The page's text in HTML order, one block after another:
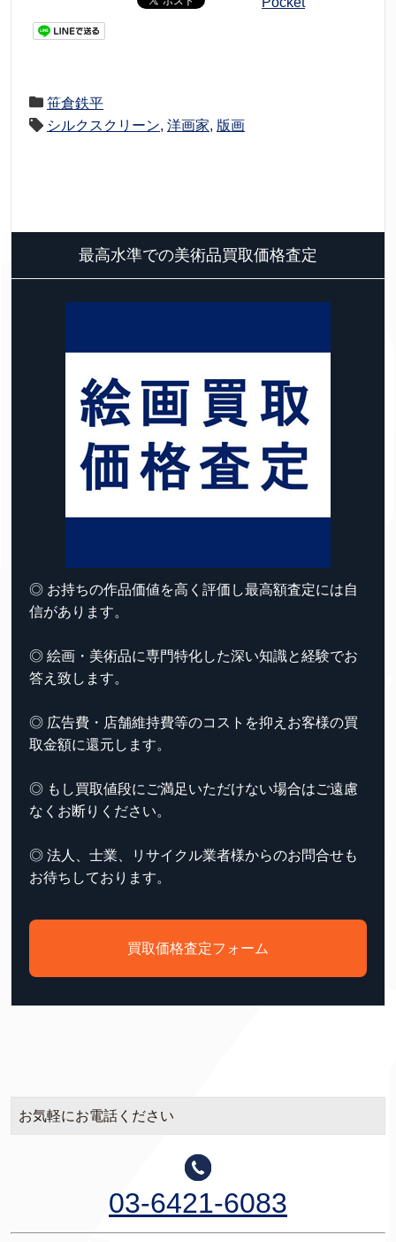
笹倉鉄平
シルクスクリーン, 洋画家, 版画
最高水準での美術品買取価格査定
◎ お持ちの作品価値を高く評価し最高額査定には自
信があります。
◎ 絵画・美術品に専門特化した深い知識と経験でお
答え致します。
◎ 広告費・店舗維持費等のコストを抑えお客様の買
取金額に還元します。
◎ もし買取値段にご満足いただけない場合はご遠慮
なくお断りください。
◎ 法人、士業、リサイクル業者様からのお問合せも
お待ちしております。
買取価格査定フォーム
お気軽にお電話ください
03-6421-6083